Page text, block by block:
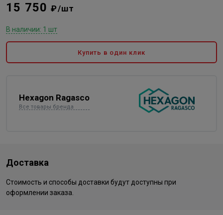
15 750₽/шт
В наличии: 1 шт
Купить в один клик
Hexagon Ragasco
Все товары бренда
Доставка
Стоимость и способы доставки будут доступны при
оформлении заказа.